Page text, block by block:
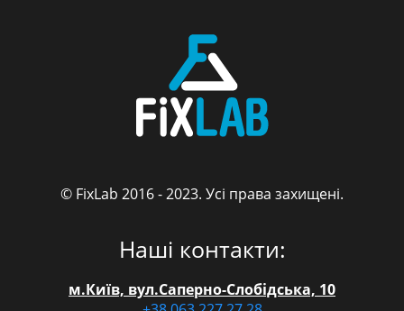
FixLab
© FixLab 2016 - 2023. Усі права захищені.
Наші контакти:
м.Київ, вул.Саперно-Слобідська, 10